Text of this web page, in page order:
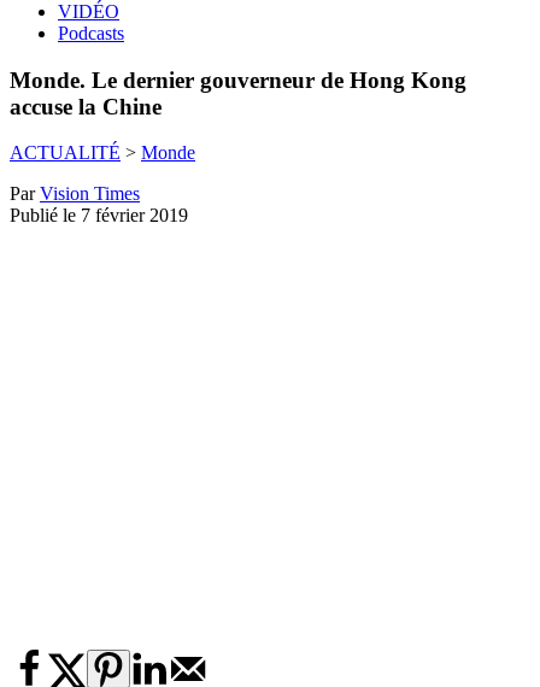
VIDÉO
Podcasts
Monde. Le dernier gouverneur de Hong Kong
accuse la Chine
ACTUALITÉ > Monde
ParVision Times
Publié le 7 février 2019